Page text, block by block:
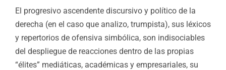
El progresivo ascendente discursivo y político de la
derecha (en el caso que analizo, trumpista), sus léxicos
y repertorios de ofensiva simbólica, son indisociables
del despliegue de reacciones dentro de las propias
“élites” mediáticas, académicas y empresariales, su